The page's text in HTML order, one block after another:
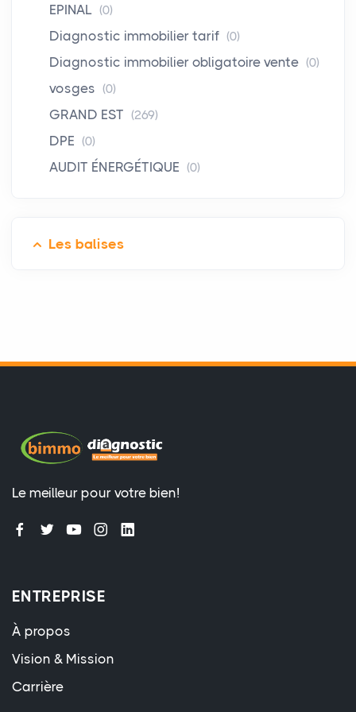
EPINAL (0)
Diagnostic immobilier tarif (0)
Diagnostic immobilier obligatoire vente (0)
vosges (0)
GRAND EST (269)
DPE (0)
AUDIT ÉNERGÉTIQUE (0)
Les balises
Le meilleur pour votre bien!
ENTREPRISE
À propos
Vision & Mission
Carrière